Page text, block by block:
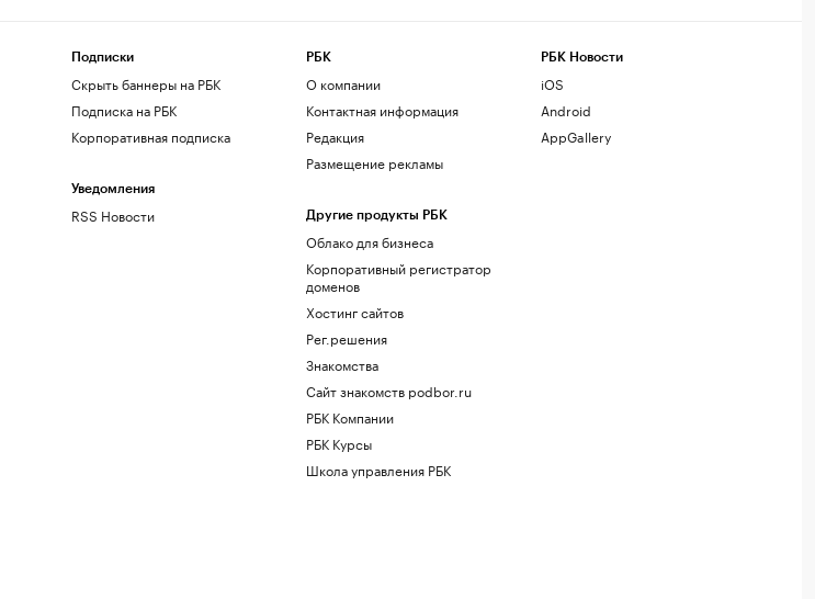
Подписки
Скрыть баннеры на РБК
Подписка на РБК
Корпоративная подписка
Уведомления
RSS Новости
РБК
О компании
Контактная информация
Редакция
Размещение рекламы
Другие продукты РБК
Облако для бизнеса
Корпоративный регистратор
доменов
Хостинг сайтов
Рег.решения
Знакомства
Сайт знакомств podbor.ru
РБК Компании
РБК Курсы
Школа управления РБК
РБК Новости
iOS
Android
AppGallery